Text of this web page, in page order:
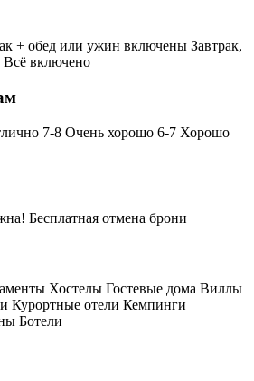
+ обед или ужин включены Завтрак,
Всё включено
7-8 Очень хорошо 6-7 Хорошо
Бесплатная отмена брони
Хостелы Гостевые дома Виллы
Курортные отели Кемпинги
Ботели